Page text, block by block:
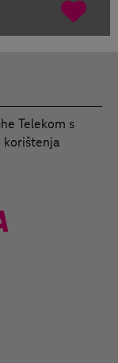
Telekom s
korištenja